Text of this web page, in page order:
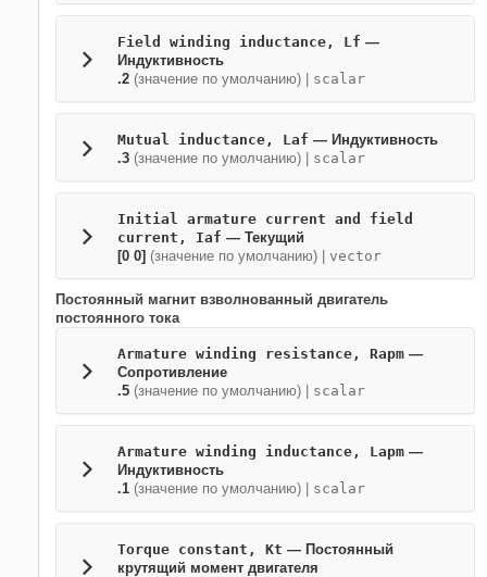
Field winding inductance, Lf —
Индуктивность
.2 (значение по умолчанию) | scalar
Mutual inductance, Laf — Индуктивность
.3 (значение по умолчанию) | scalar
Initial armature current and field
current, Iaf — Текущий
[0 0] (значение по умолчанию) | vector
Постоянный магнит взволнованный двигатель
постоянного тока
Armature winding resistance, Rapm —
Сопротивление
.5 (значение по умолчанию) | scalar
Armature winding inductance, Lapm —
Индуктивность
.1 (значение по умолчанию) | scalar
Torque constant, Kt — Постоянный
крутящий момент двигателя